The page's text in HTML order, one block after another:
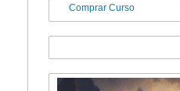
Comprar Curso